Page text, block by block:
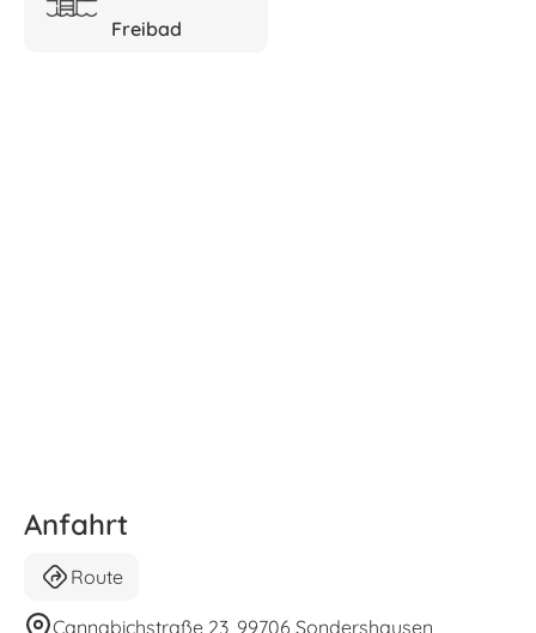
Freibad
Anfahrt
Route
Cannabichstraße 23, 99706 Sondershausen